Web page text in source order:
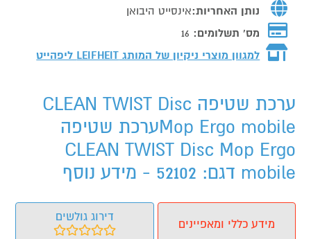
נותן האחריות:אינסייט היבואן
מס' תשלומים: 16
למגוון מוצרי ניקיון של המותג LEIFHEIT ליפהייט
ערכת שטיפה CLEAN TWIST Disc
Mop Ergo mobileערכת שטיפה
CLEAN TWIST Disc Mop Ergo
mobile דגם: 52102 - מידע נוסף
מידע כללי ומאפיינים
דירוג גולשים